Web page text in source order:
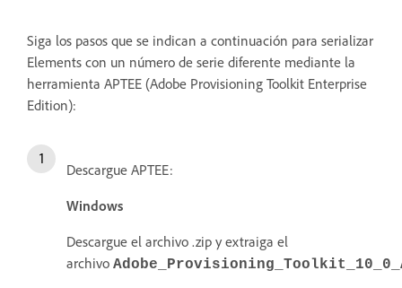
Siga los pasos que se indican a continuación para serializar
Elements con un número de serie diferente mediante la
herramienta APTEE (Adobe Provisioning Toolkit Enterprise
Edition):
Descargue APTEE:
Windows
Descargue el archivo .zip y extraiga el
archivo